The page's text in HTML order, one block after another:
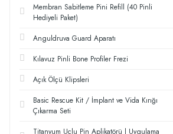
Membran Sabitleme Pini Refill (40 Pinli
Hediyeli Paket)
Anguldruva Guard Aparatı
Kılavuz Pinli Bone Profiler Frezi
Açık Ölçü Klipsleri
Basic Rescue Kit / İmplant ve Vida Kırığı
Çıkarma Seti
Titanyum Uçlu Pin Aplikatörü | Uygulama